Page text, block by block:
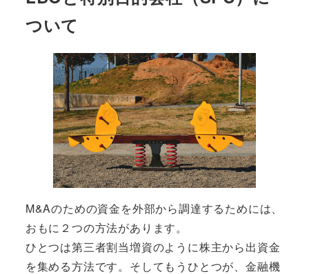
ついて
M&Aのための資金を外部から調達するためには、
おもに２つの方法があります。
ひとつは第三者割当増資のように株主から出資金
を集める方法です。そしてもうひとつが、金融機